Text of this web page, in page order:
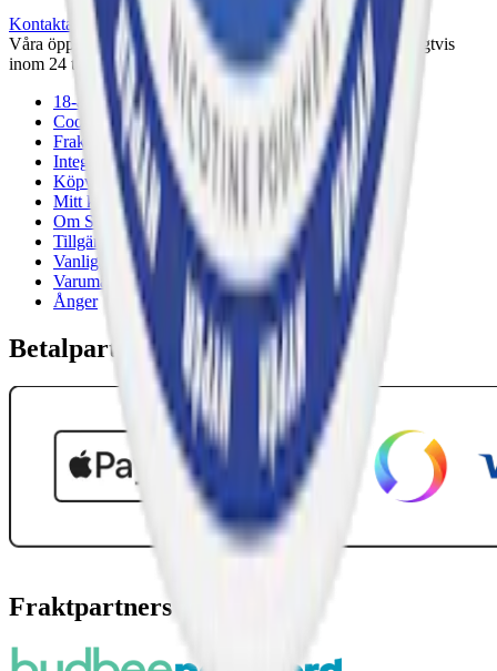
Kontakta oss
Våra öppettider är: Alla dagar 08:00 - 18:00 Vi svarar vanligtvis
inom 24 timmar på vardagar.
18-årsgräns
Cookiepolicy
Frakt- och leveransvillkor
Integritetspolicy
Köpvillkor
Mitt konto
Om Snuset.se
Tillgänglighetsredogörelse
Vanliga frågor
Varumärken
Ånger
Betalpartner
Fraktpartners